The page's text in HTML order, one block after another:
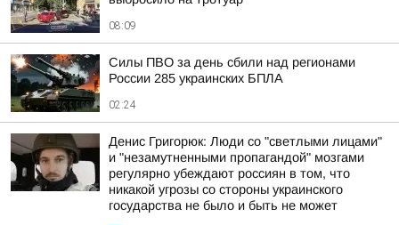
08:09
Силы ПВО за день сбили над регионами
России 285 украинских БПЛА
02:24
Денис Григорюк: Люди со "светлыми лицами"
и "незамутненными пропагандой" мозгами
регулярно убеждают россиян в том, что
никакой угрозы со стороны украинского
государства не было и быть не может